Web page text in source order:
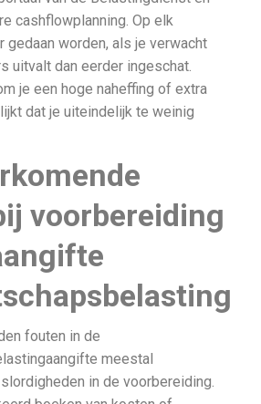
cashflowplanning. Op elk
gedaan worden, als je verwacht
uitvalt dan eerder ingeschat.
je een hoge naheffing of extra
dat je uiteindelijk te weinig
voorbereiding
fouten in de
meestal
in de voorbereiding.